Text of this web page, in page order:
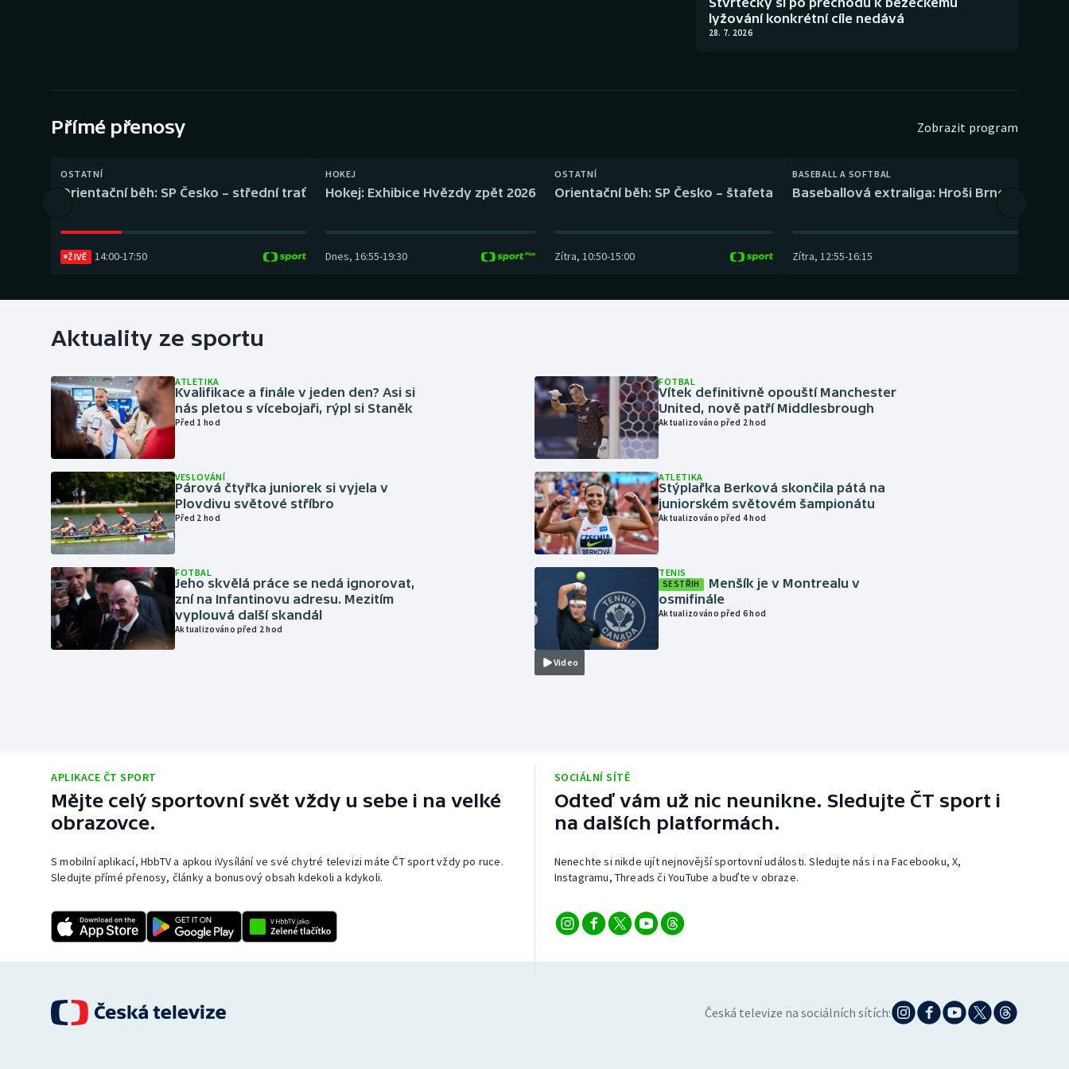
Gymnastika Plážový volejbal
lyžování konkrétní cíle nedává
28. 7. 2026
Přímé přenosy Zobrazit program
OSTATNÍ
Orientační běh: SP Česko – střední trať
ŽIVĚ 14:00-17:50
HOKEJ
Hokej: Exhibice Hvězdy zpět 2026
Dnes, 16:55-19:30
OSTATNÍ
Orientační běh: SP Česko – štafeta
Zítra, 10:50-15:00
BASEBALL A SOFTBAL
Baseballová extraliga: Hroši Brno – Eagles
Zítra, 12:55-16:15
Aktuality ze sportu
ATLETIKA
Kvalifikace a finále v jeden den? Asi si
nás pletou s vícebojaři, rýpl si Staněk
Před 1 hod
VESLOVÁNÍ
Párová čtyřka juniorek si vyjela v
Plovdivu světové stříbro
Před 2 hod
FOTBAL
Jeho skvělá práce se nedá ignorovat,
zní na Infantinovu adresu. Mezitím
vyplouvá další skandál
Aktualizováno před 2 hod
FOTBAL
Vítek definitivně opouští Manchester
United, nově patří Middlesbrough
Aktualizováno před 2 hod
ATLETIKA
Stýplařka Berková skončila pátá na
juniorském světovém šampionátu
Aktualizováno před 4 hod
Video
TENIS
SESTŘIH
Menšík je v Montrealu v
osmifinále
Aktualizováno před 6 hod
APLIKACE ČT SPORT
Mějte celý sportovní svět vždy u sebe i na velké
obrazovce.
S mobilní aplikací, HbbTV a apkou iVysílání ve své chytré televizi máte ČT sport vždy po ruce.
Sledujte přímé přenosy, články a bonusový obsah kdekoli a kdykoli.
SOCIÁLNÍ SÍTĚ
Odteď vám už nic neunikne. Sledujte ČT sport i
na dalších platformách.
Nenechte si nikde ujít nejnovější sportovní události. Sledujte nás i na Facebooku, X,
Instagramu, Threads či YouTube a buďte v obraze.
Česká televize na sociálních sítích: